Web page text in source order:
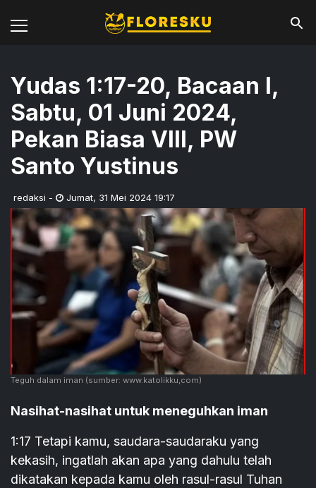
Yudas 1:17-20, Bacaan I,
Sabtu, 01 Juni 2024,
Pekan Biasa VIII, PW
Santo Yustinus
redaksi - Jumat, 31 Mei 2024 19:17
Teguh dalam iman (sumber: www.katolikku,com)
Nasihat-nasihat untuk meneguhkan iman
1:17 Tetapi kamu, saudara-saudaraku yang
kekasih, ingatlah akan apa yang dahulu telah
dikatakan kepada kamu oleh rasul-rasul Tuhan